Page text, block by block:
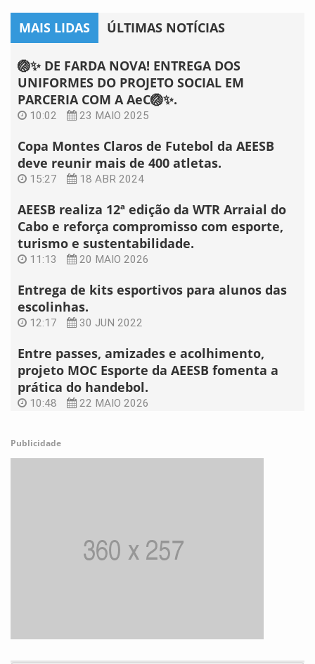
MAIS LIDAS ÚLTIMAS NOTÍCIAS
🏐✨ DE FARDA NOVA! ENTREGA DOS
UNIFORMES DO PROJETO SOCIAL EM
PARCERIA COM A AeC🏐✨.
10:02 23 MAIO 2025
Copa Montes Claros de Futebol da AEESB
deve reunir mais de 400 atletas.
15:27 18 ABR 2024
AEESB realiza 12ª edição da WTR Arraial do
Cabo e reforça compromisso com esporte,
turismo e sustentabilidade.
11:13 20 MAIO 2026
Entrega de kits esportivos para alunos das
escolinhas.
12:17 30 JUN 2022
Entre passes, amizades e acolhimento,
projeto MOC Esporte da AEESB fomenta a
prática do handebol.
10:48 22 MAIO 2026
Publicidade